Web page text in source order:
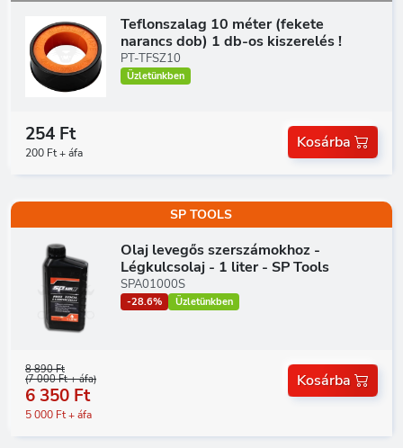
Teflonszalag 10 méter (fekete
narancs dob) 1 db-os kiszerelés !
PT-TFSZ10
Üzletünkben
254 Ft
200 Ft + áfa
Kosárba
SP TOOLS
Olaj levegős szerszámokhoz -
Légkulcsolaj - 1 liter - SP Tools
SPA01000S
-28.6% Üzletünkben
8 890 Ft
(7 000 Ft + áfa)
6 350 Ft
5 000 Ft + áfa
Kosárba